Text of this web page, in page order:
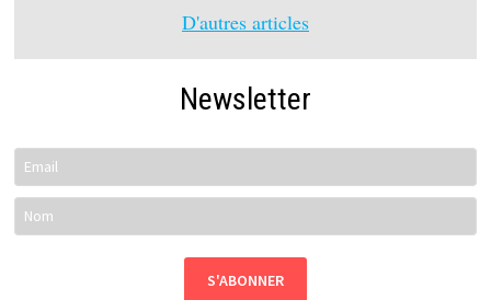
D'autres articles
Newsletter